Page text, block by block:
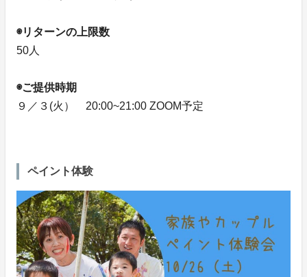
◉リターンの上限数
50人
◉ご提供時期
９／３(火） 20:00~21:00 ZOOM予定
ペイント体験